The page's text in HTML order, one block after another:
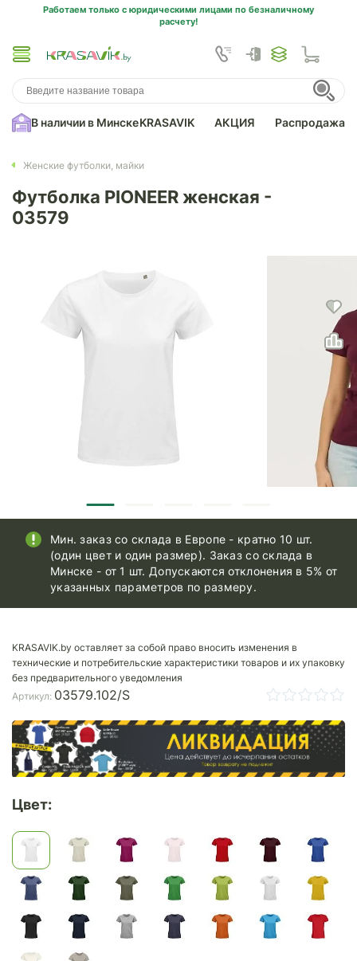
Работаем только с юридическими лицами по безналичному
расчету!
В наличии в МинскеKRASAVIK АКЦИЯ Распродажа
Женские футболки, майки
Футболка PIONEER женская -
03579
Мин. заказ со склада в Европе - кратно 10 шт.
(один цвет и один размер). Заказ со склада в
Минске - от 1 шт. Допускаются отклонения в 5% от
указанных параметров по размеру.
KRASAVIK.by оставляет за собой право вносить изменения в
технические и потребительские характеристики товаров и их упаковку
без предварительного уведомления
Артикул: 03579.102/S
Цвет: